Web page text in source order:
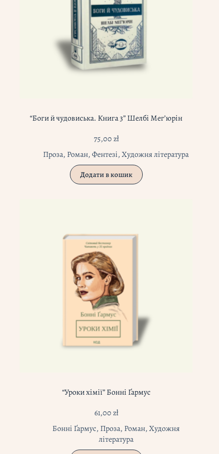
“Боги й чудовиська. Книга 3” Шелбі Мег’юрін
75,00zł
Проза, Роман,Фентезі,Художня література
Додати в кошик
“Уроки хімії” Бонні Ґармус
61,00zł
Бонні Ґармус, Проза, Роман,Художня
література